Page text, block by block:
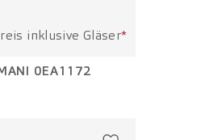
inklusive Gläser*
0EA1172